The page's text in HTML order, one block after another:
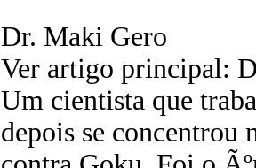
Dr. Maki Gero
Ver artigo principal:
Um cientista que
depois se concentrou